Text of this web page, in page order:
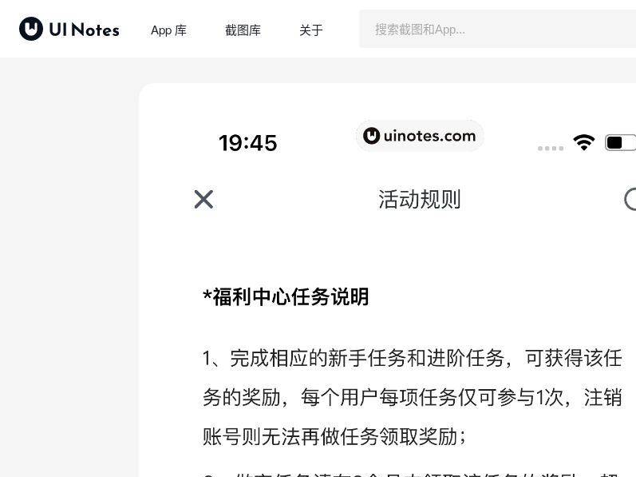
App 库 截图库 关于